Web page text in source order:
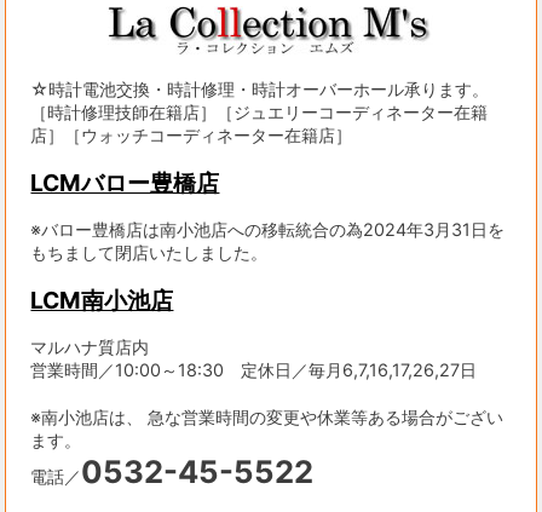
☆時計電池交換・時計修理・時計オーバーホール承ります。
［時計修理技師在籍店］［ジュエリーコーディネーター在籍
店］［ウォッチコーディネーター在籍店］
LCMバロー豊橋店
※バロー豊橋店は南小池店への移転統合の為2024年3月31日を
もちまして閉店いたしました。
LCM南小池店
マルハナ質店内
営業時間／10:00～18:30 定休日／毎月6,7,16,17,26,27日
※南小池店は、 急な営業時間の変更や休業等ある場合がござい
ます。
電話／0532-45-5522